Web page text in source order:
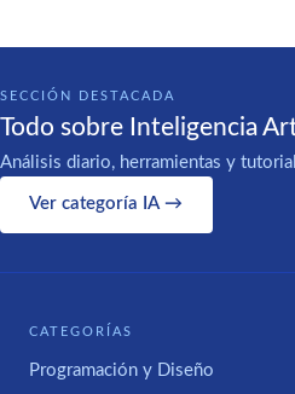
SECCIÓN DESTACADA
Todo sobre Inteligencia
Análisis diario, herramientas y
Ver categoría IA →
CATEGORÍAS
Programación y Diseño